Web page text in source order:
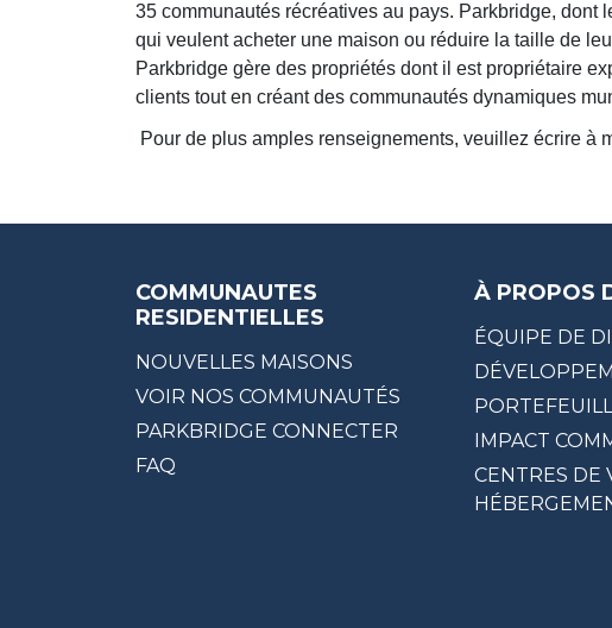
35 communautés récréatives au pays. Parkbridge,
qui veulent acheter une maison ou réduire la taille de
Parkbridge gère des propriétés dont il est propriétaire
clients tout en créant des communautés dynamiques
Pour de plus amples renseignements, veuillez écrire à
COMMUNAUTES
RESIDENTIELLES
NOUVELLES MAISONS
VOIR NOS COMMUNAUTÉS
PARKBRIDGE CONNECTER
FAQ
À PROPOS
ÉQUIPE DE
IMPACT
CENTRES DE